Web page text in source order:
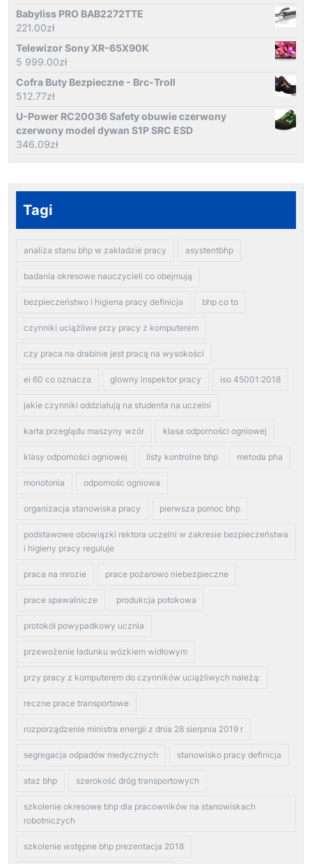
Babyliss PRO BAB2272TTE
221.00zł
Telewizor Sony XR-65X90K
5 999.00zł
Cofra Buty Bezpieczne - Brc-Troll
512.77zł
U-Power RC20036 Safety obuwie czerwony
czerwony model dywan S1P SRC ESD
346.09zł
Tagi
analiza stanu bhp w zakładzie pracy asystentbhp
badania okresowe nauczycieli co obejmują
bezpieczeństwo i higiena pracy definicja bhp co to
czynniki uciążliwe przy pracy z komputerem
czy praca na drabinie jest pracą na wysokości
ei 60 co oznacza glowny inspektor pracy iso 45001:2018
jakie czynniki oddziałują na studenta na uczelni
karta przeglądu maszyny wzór klasa odporności ogniowej
klasy odporności ogniowej listy kontrolne bhp metoda pha
monotonia odpornośc ogniowa
organizacja stanowiska pracy pierwsza pomoc bhp
podstawowe obowiązki rektora uczelni w zakresie bezpieczeństwa
i higieny pracy reguluje
praca na mrozie prace pożarowo niebezpieczne
prace spawalnicze produkcja potokowa
protokół powypadkowy ucznia
przewożenie ładunku wózkiem widłowym
przy pracy z komputerem do czynników uciążliwych należą:
reczne prace transportowe
rozporządzenie ministra energii z dnia 28 sierpnia 2019 r
segregacja odpadów medycznych stanowisko pracy definicja
staz bhp szerokość dróg transportowych
szkolenie okresowe bhp dla pracowników na stanowiskach
robotniczych
szkolenie wstępne bhp prezentacja 2018